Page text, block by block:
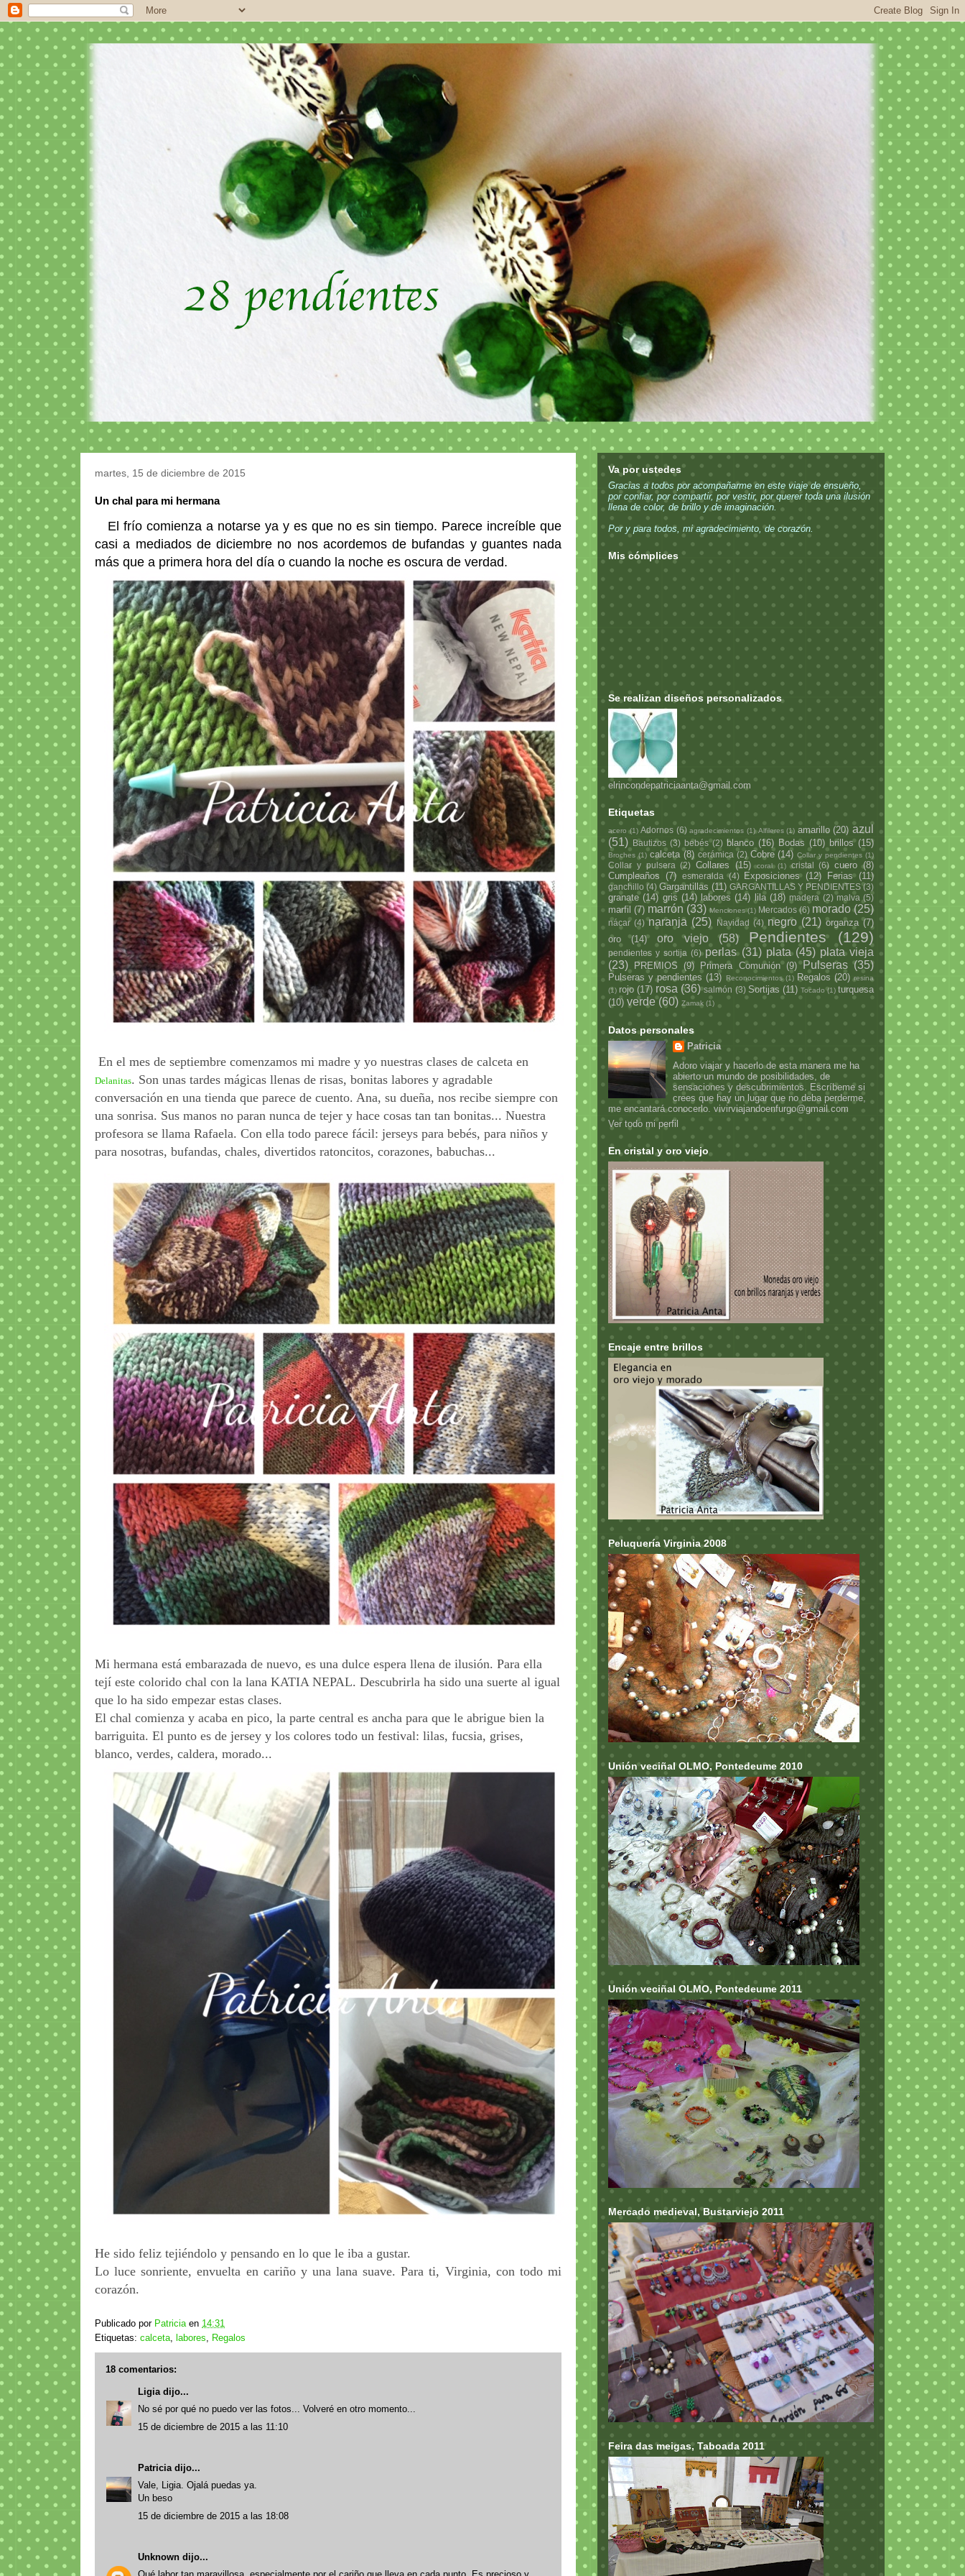
martes, 15 de diciembre de 2015
Un chal para mi hermana
El frío comienza a notarse ya y es que no es sin tiempo. Parece increíble que
casi a mediados de diciembre no nos acordemos de bufandas y guantes nada
más que a primera hora del día o cuando la noche es oscura de verdad.
En el mes de septiembre comenzamos mi madre y yo nuestras clases de calceta en
Delanitas. Son unas tardes mágicas llenas de risas, bonitas labores y agradable
conversación en una tienda que parece de cuento. Ana, su dueña, nos recibe siempre con
una sonrisa. Sus manos no paran nunca de tejer y hace cosas tan tan bonitas... Nuestra
profesora se llama Rafaela. Con ella todo parece fácil: jerseys para bebés, para niños y
para nosotras, bufandas, chales, divertidos ratoncitos, corazones, babuchas...
Mi hermana está embarazada de nuevo, es una dulce espera llena de ilusión. Para ella
tejí este colorido chal con la lana KATIA NEPAL. Descubrirla ha sido una suerte al igual
que lo ha sido empezar estas clases.
El chal comienza y acaba en pico, la parte central es ancha para que le abrigue bien la
barriguita. El punto es de jersey y los colores todo un festival: lilas, fucsia, grises,
blanco, verdes, caldera, morado...
He sido feliz tejiéndolo y pensando en lo que le iba a gustar.
Lo luce sonriente, envuelta en cariño y una lana suave. Para ti, Virginia, con todo mi
corazón.
Publicado por Patricia en 14:31
Etiquetas: calceta labores Regalos
18 comentarios:
Ligia dijo...
No sé por qué no puedo ver las fotos... Volveré en otro momento...
15 de diciembre de 2015 a las 11:10
Patricia dijo...
Vale, Ligia. Ojalá puedas ya.
Un beso
15 de diciembre de 2015 a las 18:08
Unknown dijo...
Va por ustedes
Gracias a todos por acompañarme en este viaje de ensueño,
por confiar, por compartir, por vestir, por querer toda una ilusión
llena de color, de brillo y de imaginación.
Por y para todos, mi agradecimiento, de corazón.
Mis cómplices
Se realizan diseños personalizados
elrincondepatriciaanta@gmail.com
Etiquetas
acero (1) Adornos (6) agradecimientos (1) Alfileres (1) amarillo (20) azul
(51) Bautizos (3) bebés (2) blanco (16) Bodas (10) brillos (15)
Broches (1) calceta (8) cerámica (2) Cobre (14) Collar y pendientes (1)
Collar y pulsera (2) Collares (15) coral (1) cristal (6) cuero (8)
Cumpleaños (7) esmeralda (4) Exposiciones (12) Ferias (11)
ganchillo (4) Gargantillas (11) GARGANTILLAS Y PENDIENTES (3)
granate (14) gris (14) labores (14) lila (18) madera (2) malva (5)
marfil (7) marrón (33) Menciones (1) Mercados (6) morado (25)
nácar (4) naranja (25) Navidad (4) negro (21) organza (7)
oro
(14) oro viejo (58) Pendientes (129)
pendientes y sortija (6) perlas (31) plata (45) plata vieja
(23)
PREMIOS (9) Primera Comunión (9) Pulseras (35)
Pulseras y pendientes (13) Reconocimientos (1) Regalos (20) resina
(1) rojo (17) rosa (36) salmón (3) Sortijas (11) Tocado (1) turquesa
(10) verde (60) Zamak (1)
Datos personales
Patricia
Adoro viajar y hacerlo de esta manera me ha
abierto un mundo de posibilidades, de
sensaciones y descubrimientos. Escríbeme si
crees que hay un lugar que no deba perderme,
me encantará conocerlo. vivirviajandoenfurgo@gmail.com
Ver todo mi perfil
En cristal y oro viejo
Encaje entre brillos
Peluquería Virginia 2008
Unión veciñal OLMO, Pontedeume 2010
Unión veciñal OLMO, Pontedeume 2011
Mercado medieval, Bustarviejo 2011
Feira das meigas, Taboada 2011